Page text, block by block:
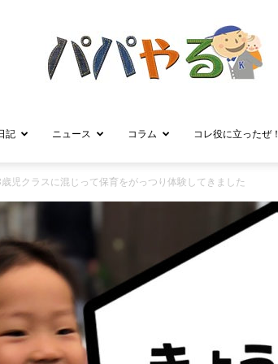
パ
や
記 ニュース コラム コレ役に立ったぜ！
児クラスに混じって保育をがっつり体験してきました